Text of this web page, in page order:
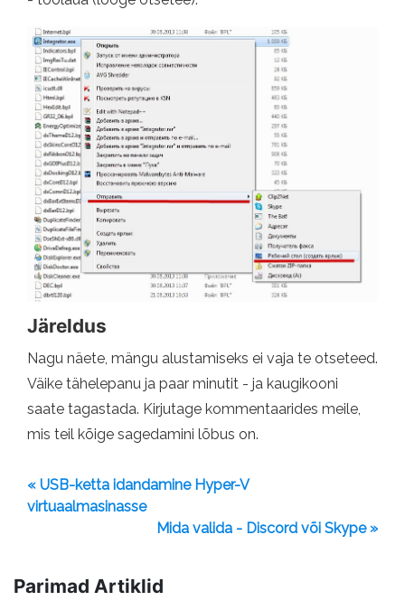
Järeldus
Nagu näete, mängu alustamiseks ei vaja te otseteed.
Väike tähelepanu ja paar minutit - ja kaugikooni
saate tagastada. Kirjutage kommentaarides meile,
mis teil kõige sagedamini lõbus on.
« USB-ketta idandamine Hyper-V
virtuaalmasinasse
Mida valida - Discord või Skype »
Parimad Artiklid